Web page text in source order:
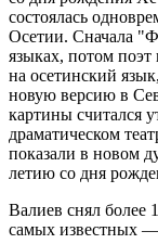
состоялась
Осетии. Сначала
языках, потом поэт
на осетинский
новую версию в
картины считался
драматическом
показали в новом
летию со дня
Валиев снял более
самых известных